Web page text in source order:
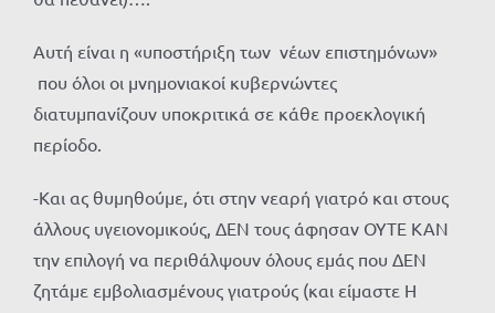
Αυτή είναι η «υποστήριξη των νέων επιστημόνων»
που όλοι οι μνημονιακοί κυβερνώντες
διατυμπανίζουν υποκριτικά σε κάθε προεκλογική
περίοδο.
-Και ας θυμηθούμε, ότι στην νεαρή γιατρό και στους
άλλους υγειονομικούς, ΔΕΝ τους άφησαν ΟΥΤΕ ΚΑΝ
την επιλογή να περιθάλψουν όλους εμάς που ΔΕΝ
ζητάμε εμβολιασμένους γιατρούς (και είμαστε Η